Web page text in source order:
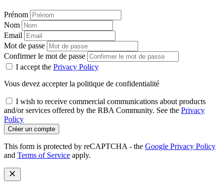
Prénom
Nom
Email
Mot de passe
Confirmer le mot de passe
I accept the Privacy Policy
Vous devez accepter la politique de confidentialité
I wish to receive commercial communications about products
and/or services offered by the RBA Community. See the Privacy
Policy
Créer un compte
This form is protected by reCAPTCHA - the Google Privacy Policy
and Terms of Service apply.